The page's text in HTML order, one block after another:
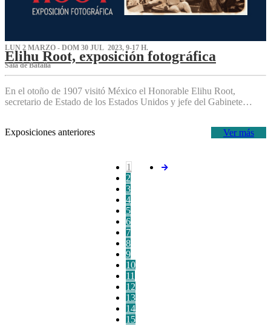
LUN 2 MARZO - DOM 30 JUL 2023, 9-17 H.
Elihu Root, exposición fotográfica
Sala de Batalla
En el otoño de 1907 visitó México el Honorable Elihu Root,
secretario de Estado de los Estados Unidos y jefe del Gabinete…
Ver más
Exposiciones anteriores
1
2
3
4
5
6
7
8
9
10
11
12
13
14
15